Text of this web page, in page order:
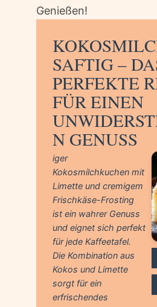
Genießen!
SAFTIG –
PERFEKTE
FÜR EINEN
N GENUSS
iger
Kokosmilchkuchen mit
Limette und cremigem
Frischkäse-Frosting
ist ein wahrer Genuss
und eignet sich perfekt
für jede Kaffeetafel.
Die Kombination aus
Kokos und Limette
sorgt für ein
erfrischendes